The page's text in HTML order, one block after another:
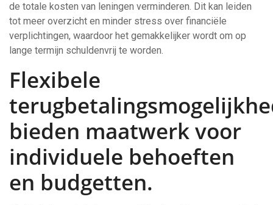
de totale kosten van leningen verminderen. Dit kan leiden
tot meer overzicht en minder stress over financiële
verplichtingen, waardoor het gemakkelijker wordt om op
lange termijn schuldenvrij te worden.
Flexibele
bieden maatwerk voor
individuele behoeften
en budgetten.